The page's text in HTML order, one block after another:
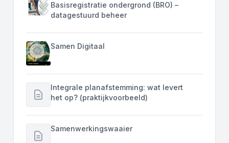
Basisregistratie ondergrond (BRO) –
datagestuurd beheer
Samen Digitaal
Integrale planafstemming: wat levert
het op? (praktijkvoorbeeld)
Samenwerkingswaaier